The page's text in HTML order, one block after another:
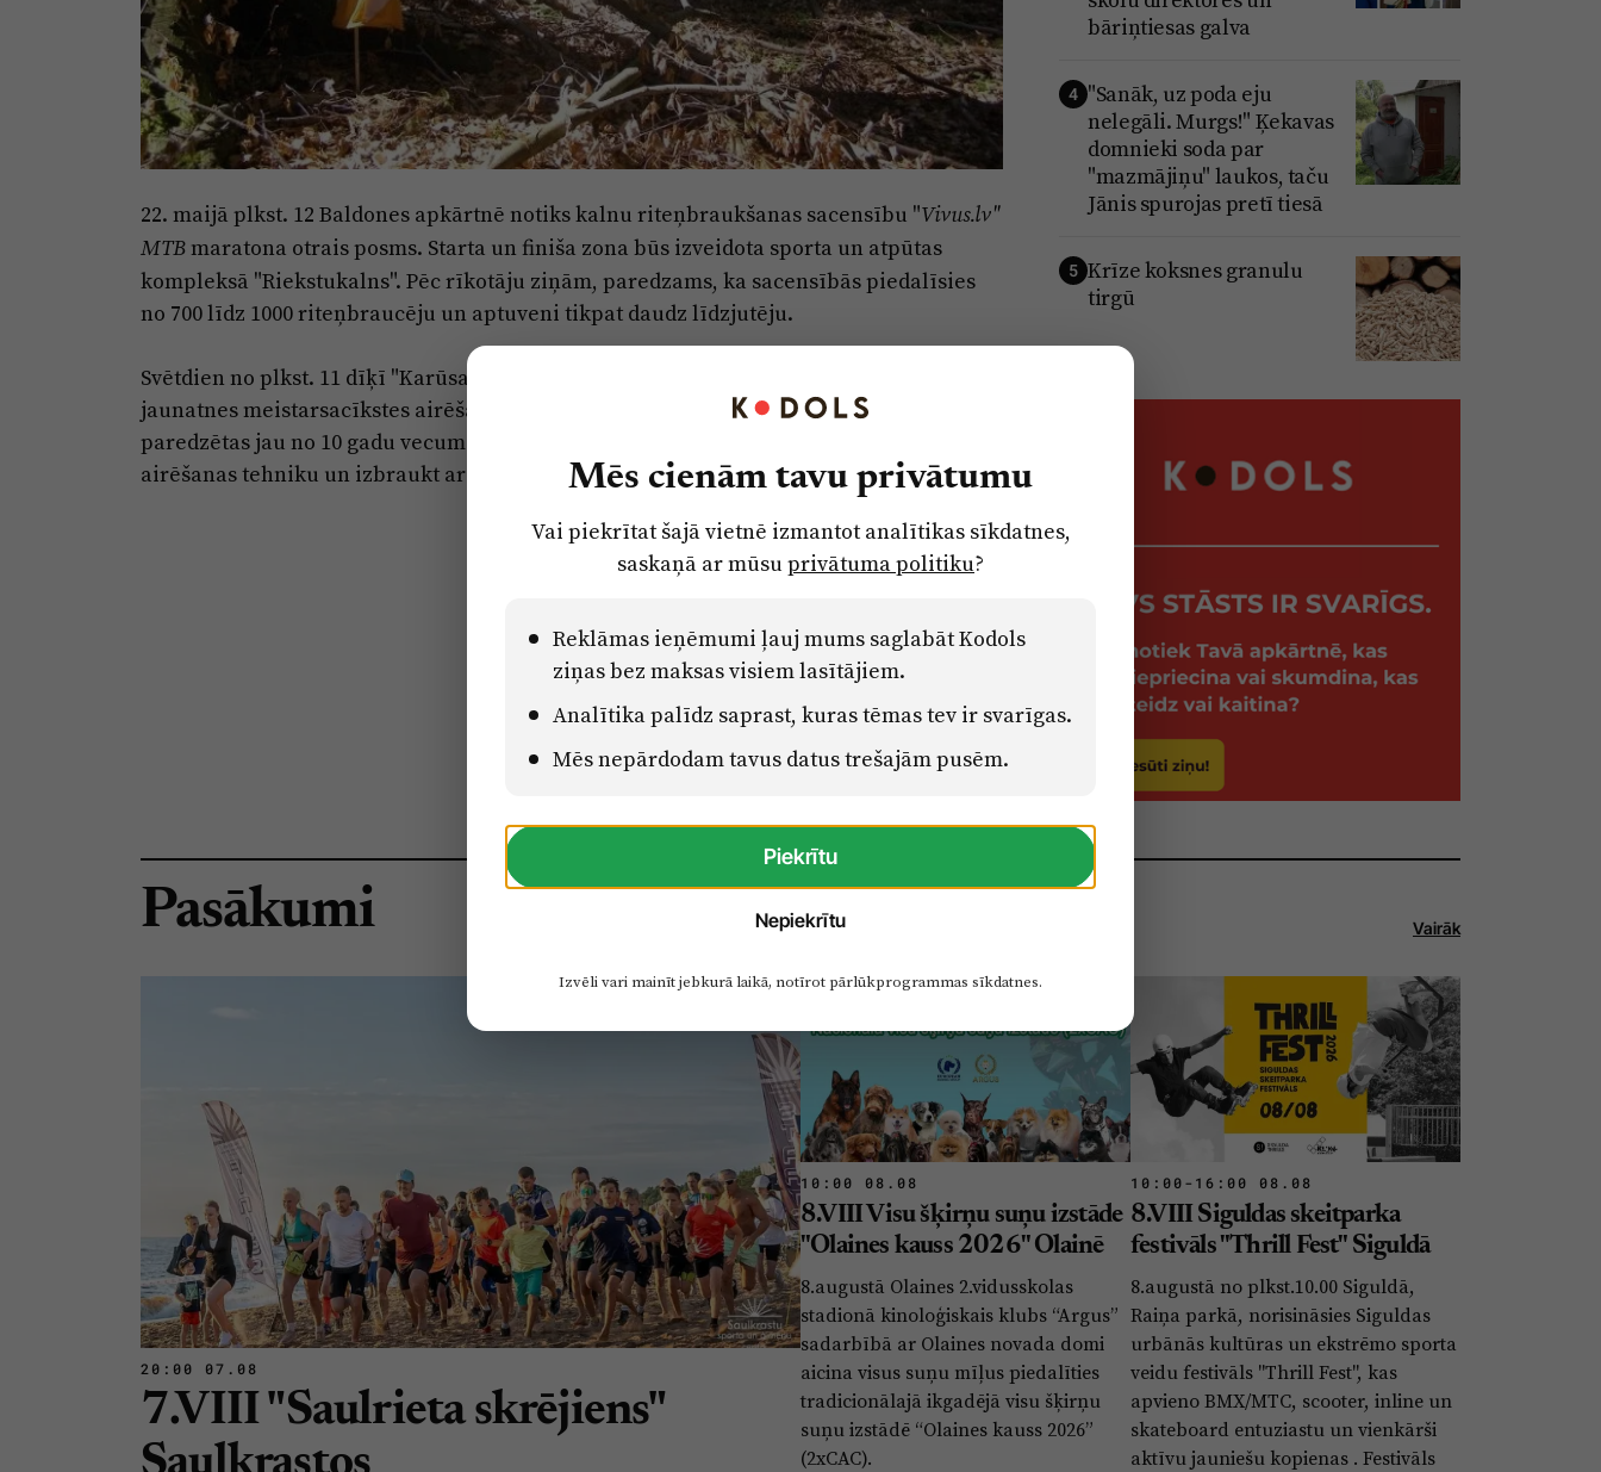
22. maijā plkst. 12 Baldones apkārtnē notiks kalnu riteņbraukšanas sacensību "Vivus.lv"
MTBmaratona otrais posms. Starta un finiša zona būs izveidota sporta un atpūtas
kompleksā "Riekstukalns". Pēc rīkotāju ziņām, paredzams, ka sacensībās piedalīsies
no 700 līdz 1000 riteņbraucēju un aptuveni tikpat daudz līdzjutēju.
Svētdien no plkst. 11 dīķī "Karūsas" (blakus "Saliņām") notiks Baldones čempionāts un
jaunatnes meistarsacīkstes airēšanas slalomā. Atsevišķas dalībnieku grupas
paredzētas jau no 10 gadu vecuma. Skatītājiem arī būs iespējams iepazīties ar
airēšanas tehniku un izbraukt ar laivām.
bāriņtiesas galva
4 "Sanāk, uz poda eju
nelegāli. Murgs!" Ķekavas
domnieki soda par
"mazmājiņu" laukos, taču
Jānis spurojas pretī tiesā
5 Krīze koksnes granulu
tirgū
Pasākumi Vairāk
20:00 07.08
7.VIII "Saulrieta skrējiens"
10:00 08.08
8.VIII Visu šķirņu suņu izstāde
"Olaines kauss 2026" Olainē
8.augustā Olaines 2.vidusskolas
stadionā kinoloģiskais klubs “Argus”
sadarbībā ar Olaines novada domi
aicina visus suņu mīļus piedalīties
tradicionālajā ikgadējā visu šķirņu
suņu izstādē “Olaines kauss 2026”
(2xCAC).
10:00-16:00 08.08
8.VIII Siguldas skeitparka
festivāls "Thrill Fest" Siguldā
8.augustā no plkst.10.00 Siguldā,
Raiņa parkā, norisināsies Siguldas
urbānās kultūras un ekstrēmo sporta
veidu festivāls "Thrill Fest", kas
apvieno BMX/MTC, scooter, inline un
skateboard entuziastu un vienkārši
aktīvu jauniešu kopienas . Festivāls
Mēs cienām tavu privātumu
Vai piekrītat šajā vietnē izmantot analītikas sīkdatnes,
saskaņā ar mūsuprivātuma politiku?
Reklāmas ieņēmumi ļauj mums saglabāt Kodols
ziņas bez maksas visiem lasītājiem.
Analītika palīdz saprast, kuras tēmas tev ir svarīgas.
Mēs nepārdodam tavus datus trešajām pusēm.
Piekrītu
Nepiekrītu
Izvēli vari mainīt jebkurā laikā, notīrot pārlūkprogrammas sīkdatnes.